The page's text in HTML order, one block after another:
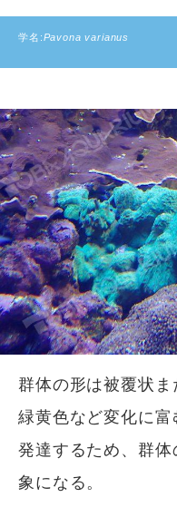
学名:Pavona varianus
群体の形は被覆状
緑黄色など変化に
発達するため、群
象になる。